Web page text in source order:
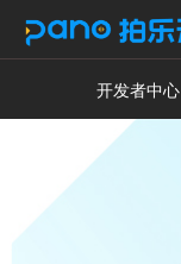
开发者中心